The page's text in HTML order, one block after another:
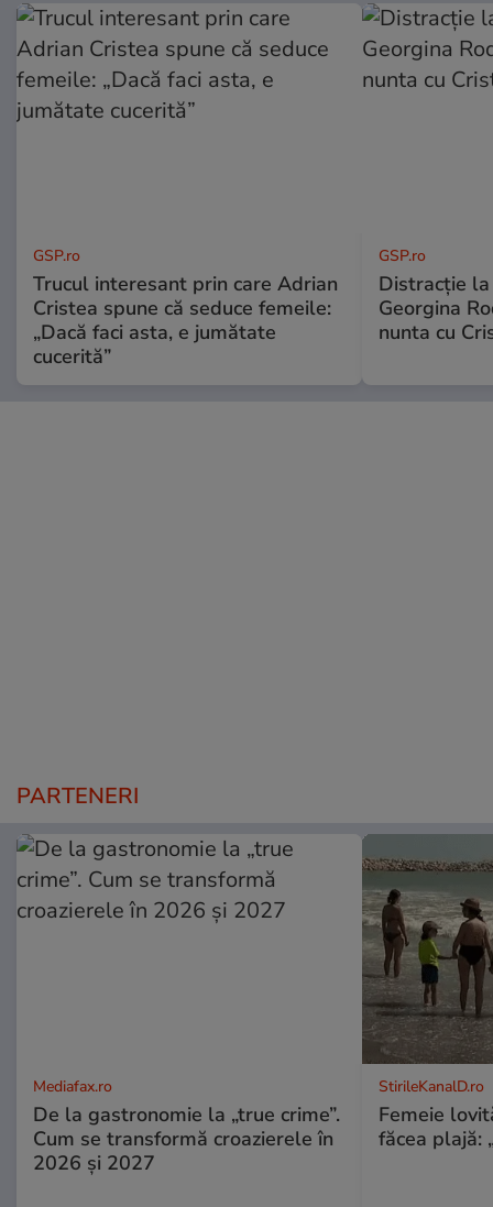
GSP.ro
Trucul interesant prin care Adrian
Cristea spune că seduce femeile:
„Dacă faci asta, e jumătate
cucerită”
GSP.ro
Distracție
Georgina
nunta cu
PARTENERI
Mediafax.ro
De la gastronomie la „true crime”.
Cum se transformă croazierele în
2026 și 2027
StirileKanalD.ro
Femeie
făcea plajă: